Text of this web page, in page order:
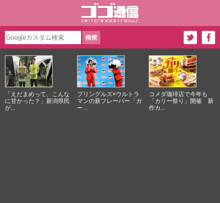
「えだまめって、こんな
に甘かった？」新潟県民
が...
プリングルズ×ウルトラ
マンの新フレーバー「ガ
ー...
コメダ珈琲店で今年も
「カリー祭り」開催 新
作カ...